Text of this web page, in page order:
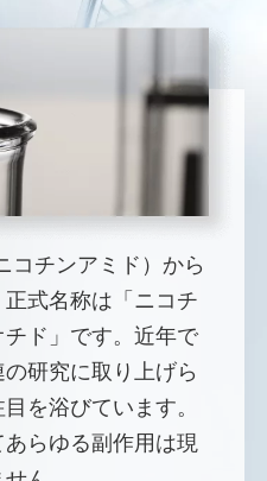
コチンアミド）から
式名称は「ニコチ
ド」です。近年で
研究に取り上げら
を浴びています。
らゆる副作用は現